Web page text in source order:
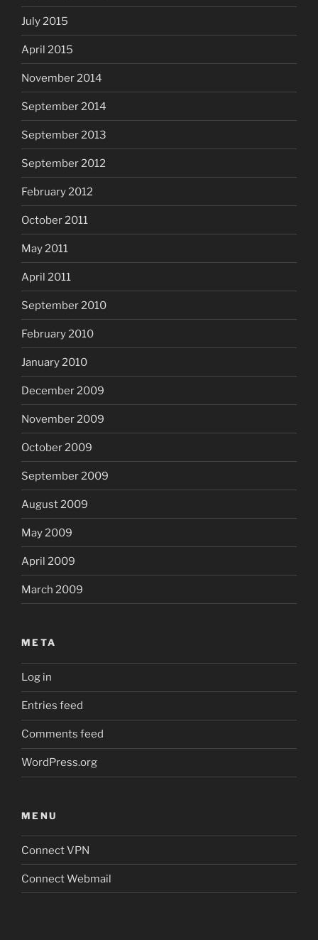
July 2015
April 2015
November 2014
September 2014
September 2013
September 2012
February 2012
October 2011
May 2011
April 2011
September 2010
February 2010
January 2010
December 2009
November 2009
October 2009
September 2009
August 2009
May 2009
April 2009
March 2009
META
Log in
Entries feed
Comments feed
WordPress.org
MENU
Connect VPN
Connect Webmail